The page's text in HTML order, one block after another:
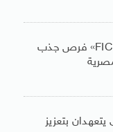
وزير الصناعة يبحث مع «FICCI» فرص جذب
يتعهدان بتعزيز